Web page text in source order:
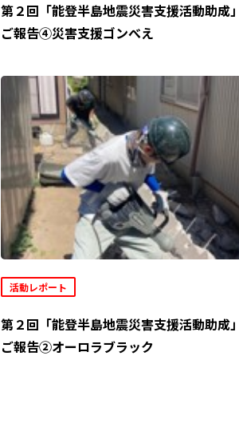
第２回「能登半島地震災害支援活動助成」
ご報告④災害支援ゴンべえ
活動レポート
第２回「能登半島地震災害支援活動助成」
ご報告②オーロラブラック